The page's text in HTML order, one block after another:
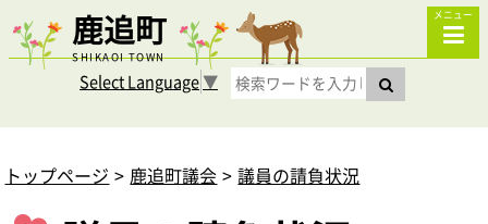
鹿追町
SHIKAOI TOWN
メニュー
Select Language▼
トップページ 鹿追町議会 議員の請負状況